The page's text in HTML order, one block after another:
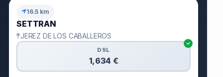
16.5 km
SETTRAN
JEREZ DE LOS CABALLEROS
DSL
1,634 €